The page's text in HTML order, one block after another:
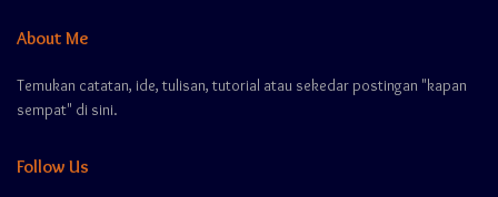
About Me
Temukan catatan, ide, tulisan, tutorial atau sekedar postingan "kapan
sempat" di sini.
Follow Us